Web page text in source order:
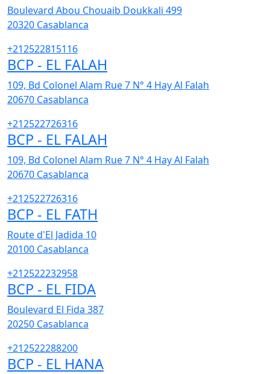
Boulevard Abou Chouaib Doukkali 499
20320 Casablanca
+212522815116
BCP - EL FALAH
109, Bd Colonel Alam Rue 7 N° 4 Hay Al Falah
20670 Casablanca
+212522726316
BCP - EL FALAH
109, Bd Colonel Alam Rue 7 N° 4 Hay Al Falah
20670 Casablanca
+212522726316
BCP - EL FATH
Route d'El Jadida 10
20100 Casablanca
+212522232958
BCP - EL FIDA
Boulevard El Fida 387
20250 Casablanca
+212522288200
BCP - EL HANA